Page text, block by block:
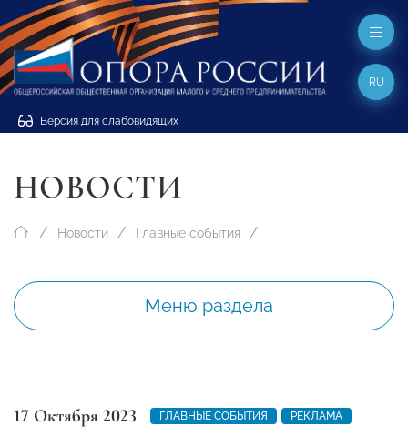
Версия для слабовидящих
RU
НОВОСТИ
Новости Главные события
Меню раздела
17 Октября 2023 ГЛАВНЫЕ СОБЫТИЯ РЕКЛАМА